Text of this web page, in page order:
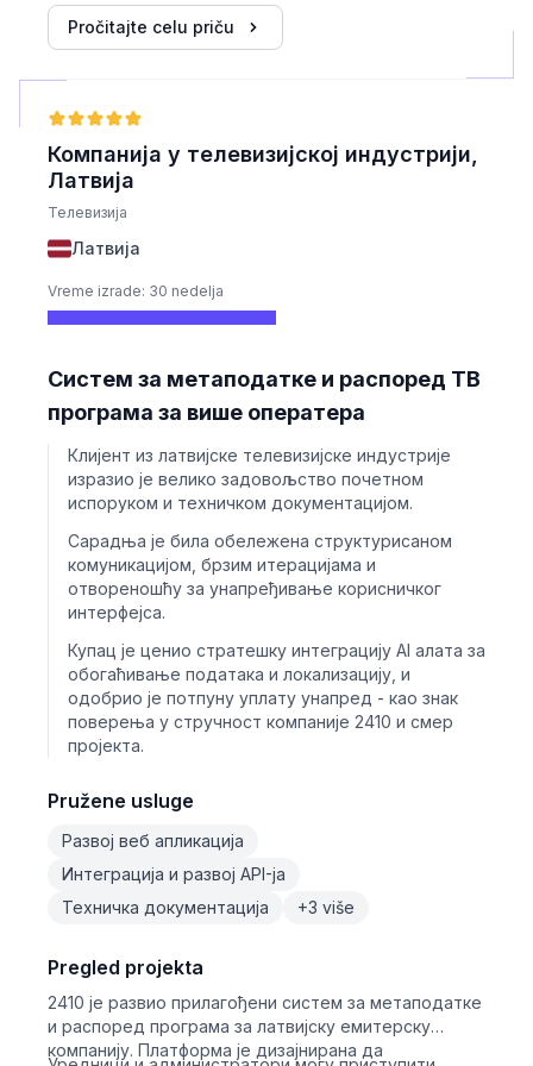
Pročitajte celu priču
Компанија у телевизијској индустрији,
Латвија
Телевизија
Латвија
Vreme izrade: 30 nedelja
Систем за метаподатке и распоред ТВ
програма за више оператера
Клијент из латвијске телевизијске индустрије
изразио је велико задовољство почетном
испоруком и техничком документацијом.
Сарадња је била обележена структурисаном
комуникацијом, брзим итерацијама и
отвореношћу за унапређивање корисничког
интерфејса.
Купац је ценио стратешку интеграцију AI алата за
обогаћивање података и локализацију, и
одобрио је потпуну уплату унапред - као знак
поверења у стручност компаније 2410 и смер
пројекта.
Pružene usluge
Развој веб апликација
Интеграција и развој API-ја
Техничка документација
+3 više
Pregled projekta
2410 је развио прилагођени систем за метаподатке
и распоред програма за латвијску емитерску
компанију. Платформа је дизајнирана да